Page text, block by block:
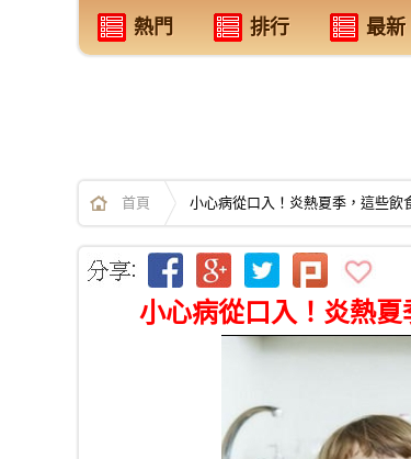
熱門 排行 最新
首頁 小心病從口入！炎熱夏季，這些飲
小心病從口入！炎熱夏